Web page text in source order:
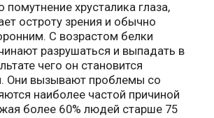
помутнение хрусталика глаза,
остроту зрения и обычно
С возрастом белки
разрушаться и выпадать в
чего он становится
Они вызывают проблемы со
наиболее частой причиной
более 60% людей старше 75